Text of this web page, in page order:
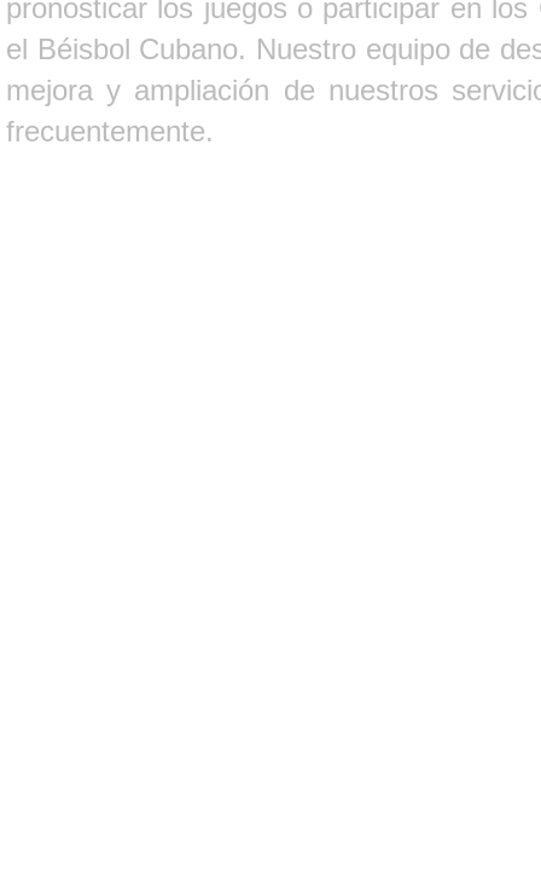
pronosticar los juegos o participar en
el Béisbol Cubano. Nuestro equipo de
mejora y ampliación de nuestros
frecuentemente.